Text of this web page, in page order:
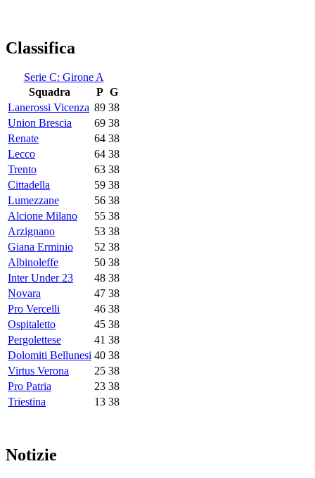
Classifica
Serie C: Girone A
Squadra
P G
Lanerossi Vicenza 89 38
Union Brescia
69 38
Renate
64 38
Lecco
64 38
Trento
63 38
Cittadella
59 38
Lumezzane
56 38
Alcione Milano
55 38
Arzignano
53 38
Giana Erminio
52 38
Albinoleffe
50 38
Inter Under 23
48 38
Novara
47 38
Pro Vercelli
46 38
Ospitaletto
45 38
Pergolettese
41 38
Dolomiti Bellunesi 40 38
Virtus Verona
25 38
Pro Patria
23 38
Triestina
13 38
Notizie